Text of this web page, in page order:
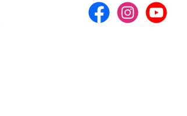
FacebookInstagramYouTube